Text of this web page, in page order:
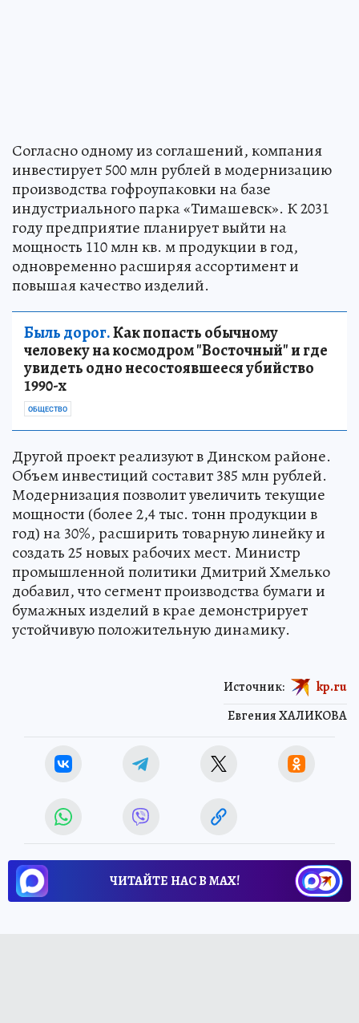
Согласно одному из соглашений, компания
инвестирует 500 млн рублей в модернизацию
производства гофроупаковки на базе
индустриального парка «Тимашевск». К 2031
году предприятие планирует выйти на
мощность 110 млн кв. м продукции в год,
одновременно расширяя ассортимент и
повышая качество изделий.
Быль дорог.Как попасть обычному
человеку на космодром "Восточный" и где
увидеть одно несостоявшееся убийство
1990-х
ОБЩЕСТВО
Другой проект реализуют в Динском районе.
Объем инвестиций составит 385 млн рублей.
Модернизация позволит увеличить текущие
мощности (более 2,4 тыс. тонн продукции в
год) на 30%, расширить товарную линейку и
создать 25 новых рабочих мест. Министр
промышленной политики Дмитрий Хмелько
добавил, что сегмент производства бумаги и
бумажных изделий в крае демонстрирует
устойчивую положительную динамику.
Евгения ХАЛИКОВА
Источник: kp.ru
ЧИТАЙТЕ НАС В МАХ!